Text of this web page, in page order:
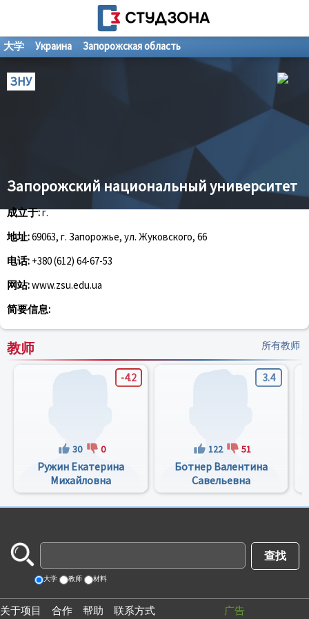
大学 Украина Запорожская область
ЗНУ
Запорожский национальный университет
成立于:г.
地址:69063, г. Запорожье, ул. Жуковского, 66
电话: +380 (612) 64-67-53
网站:www.zsu.edu.ua
简要信息:
教师 所有教师
-4.2
30 0
Ружин Екатерина
Михайловна
3.4
122 51
Ботнер Валентина
Савельевна
大学 教师 材料
关于项目 合作 帮助 联系方式 广告